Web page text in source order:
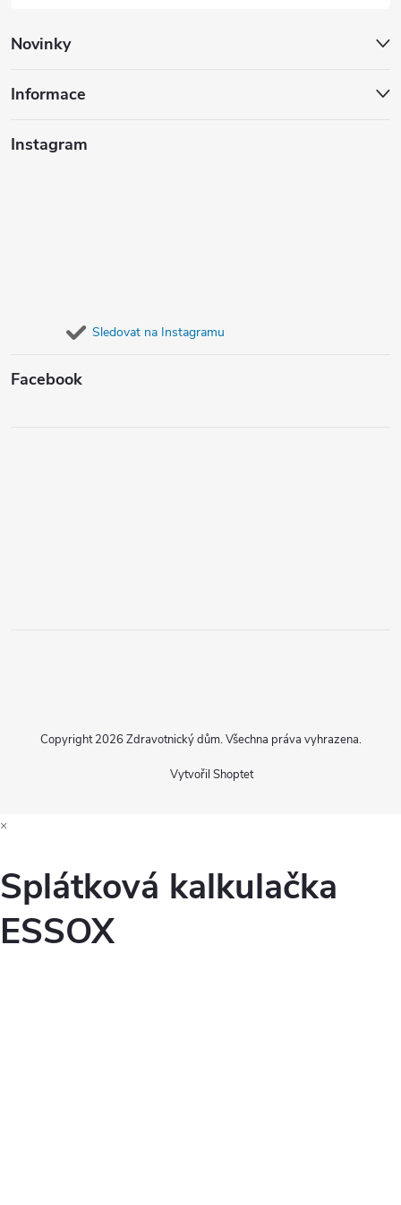
Novinky
Informace
Instagram
Sledovat na Instagramu
Facebook
Vytvořil Shoptet
Copyright 2026 Zdravotnický dům. Všechna práva vyhrazena.
×
Splátková kalkulačka
ESSOX